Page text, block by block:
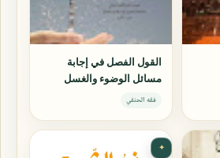
القول الفصل في إجابة
مسائل الوضوء والغسل
فقه الحنفي
✦